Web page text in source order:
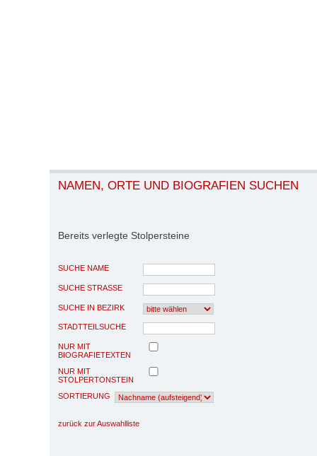
NAMEN, ORTE UND BIOGRAFIEN SUCHEN
Bereits verlegte Stolpersteine
SUCHE NAME
SUCHE STRASSE
SUCHE IN BEZIRK
STADTTEILSUCHE
NUR MIT
BIOGRAFIETEXTEN
NUR MIT
STOLPERTONSTEIN
SORTIERUNG
zurück zur Auswahlliste